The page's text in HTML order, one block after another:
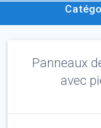
Panneaux
avec